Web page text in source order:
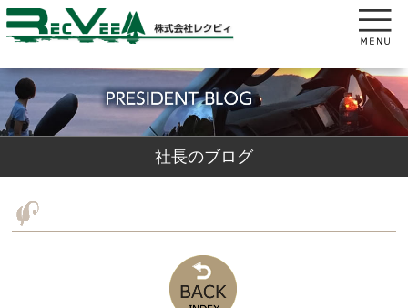
社長のブログ